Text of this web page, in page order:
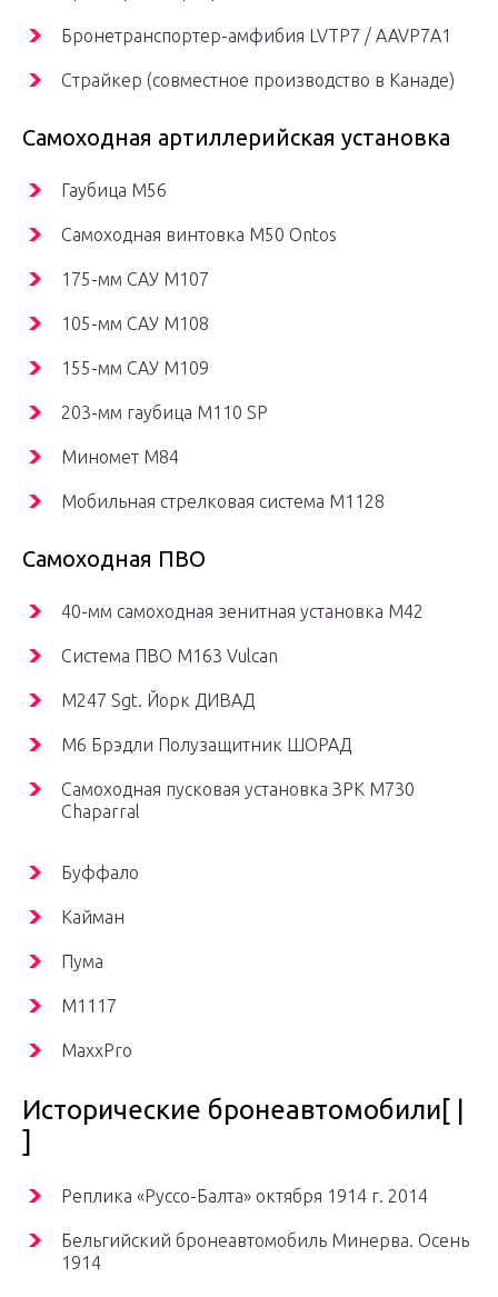
Бронетранспортер-амфибия LVTP7 / AAVP7A1
Страйкер (совместное производство в Канаде)
Самоходная артиллерийская установка
Гаубица М56
Самоходная винтовка M50 Ontos
175-мм САУ M107
105-мм САУ M108
155-мм САУ M109
203-мм гаубица M110 SP
Миномет M84
Мобильная стрелковая система M1128
Самоходная ПВО
40-мм самоходная зенитная установка M42
Система ПВО M163 Vulcan
M247 Sgt. Йорк ДИВАД
M6 Брэдли Полузащитник ШОРАД
Самоходная пусковая установка ЗРК M730
Chaparral
Буффало
Кайман
Пума
M1117
MaxxPro
Исторические бронеавтомобили[ |
]
Реплика «Руссо-Балта» октября 1914 г. 2014
Бельгийский бронеавтомобиль Минерва. Осень
1914